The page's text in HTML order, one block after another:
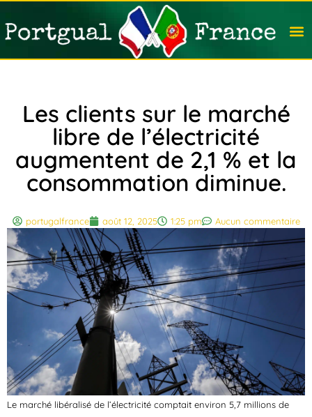
Les clients sur le marché
libre de l’électricité
augmentent de 2,1 % et la
consommation diminue.
portugalfrance août 12, 2025 1:25 pm Aucun commentaire
Le marché libéralisé de l’électricité comptait environ 5,7 millions de